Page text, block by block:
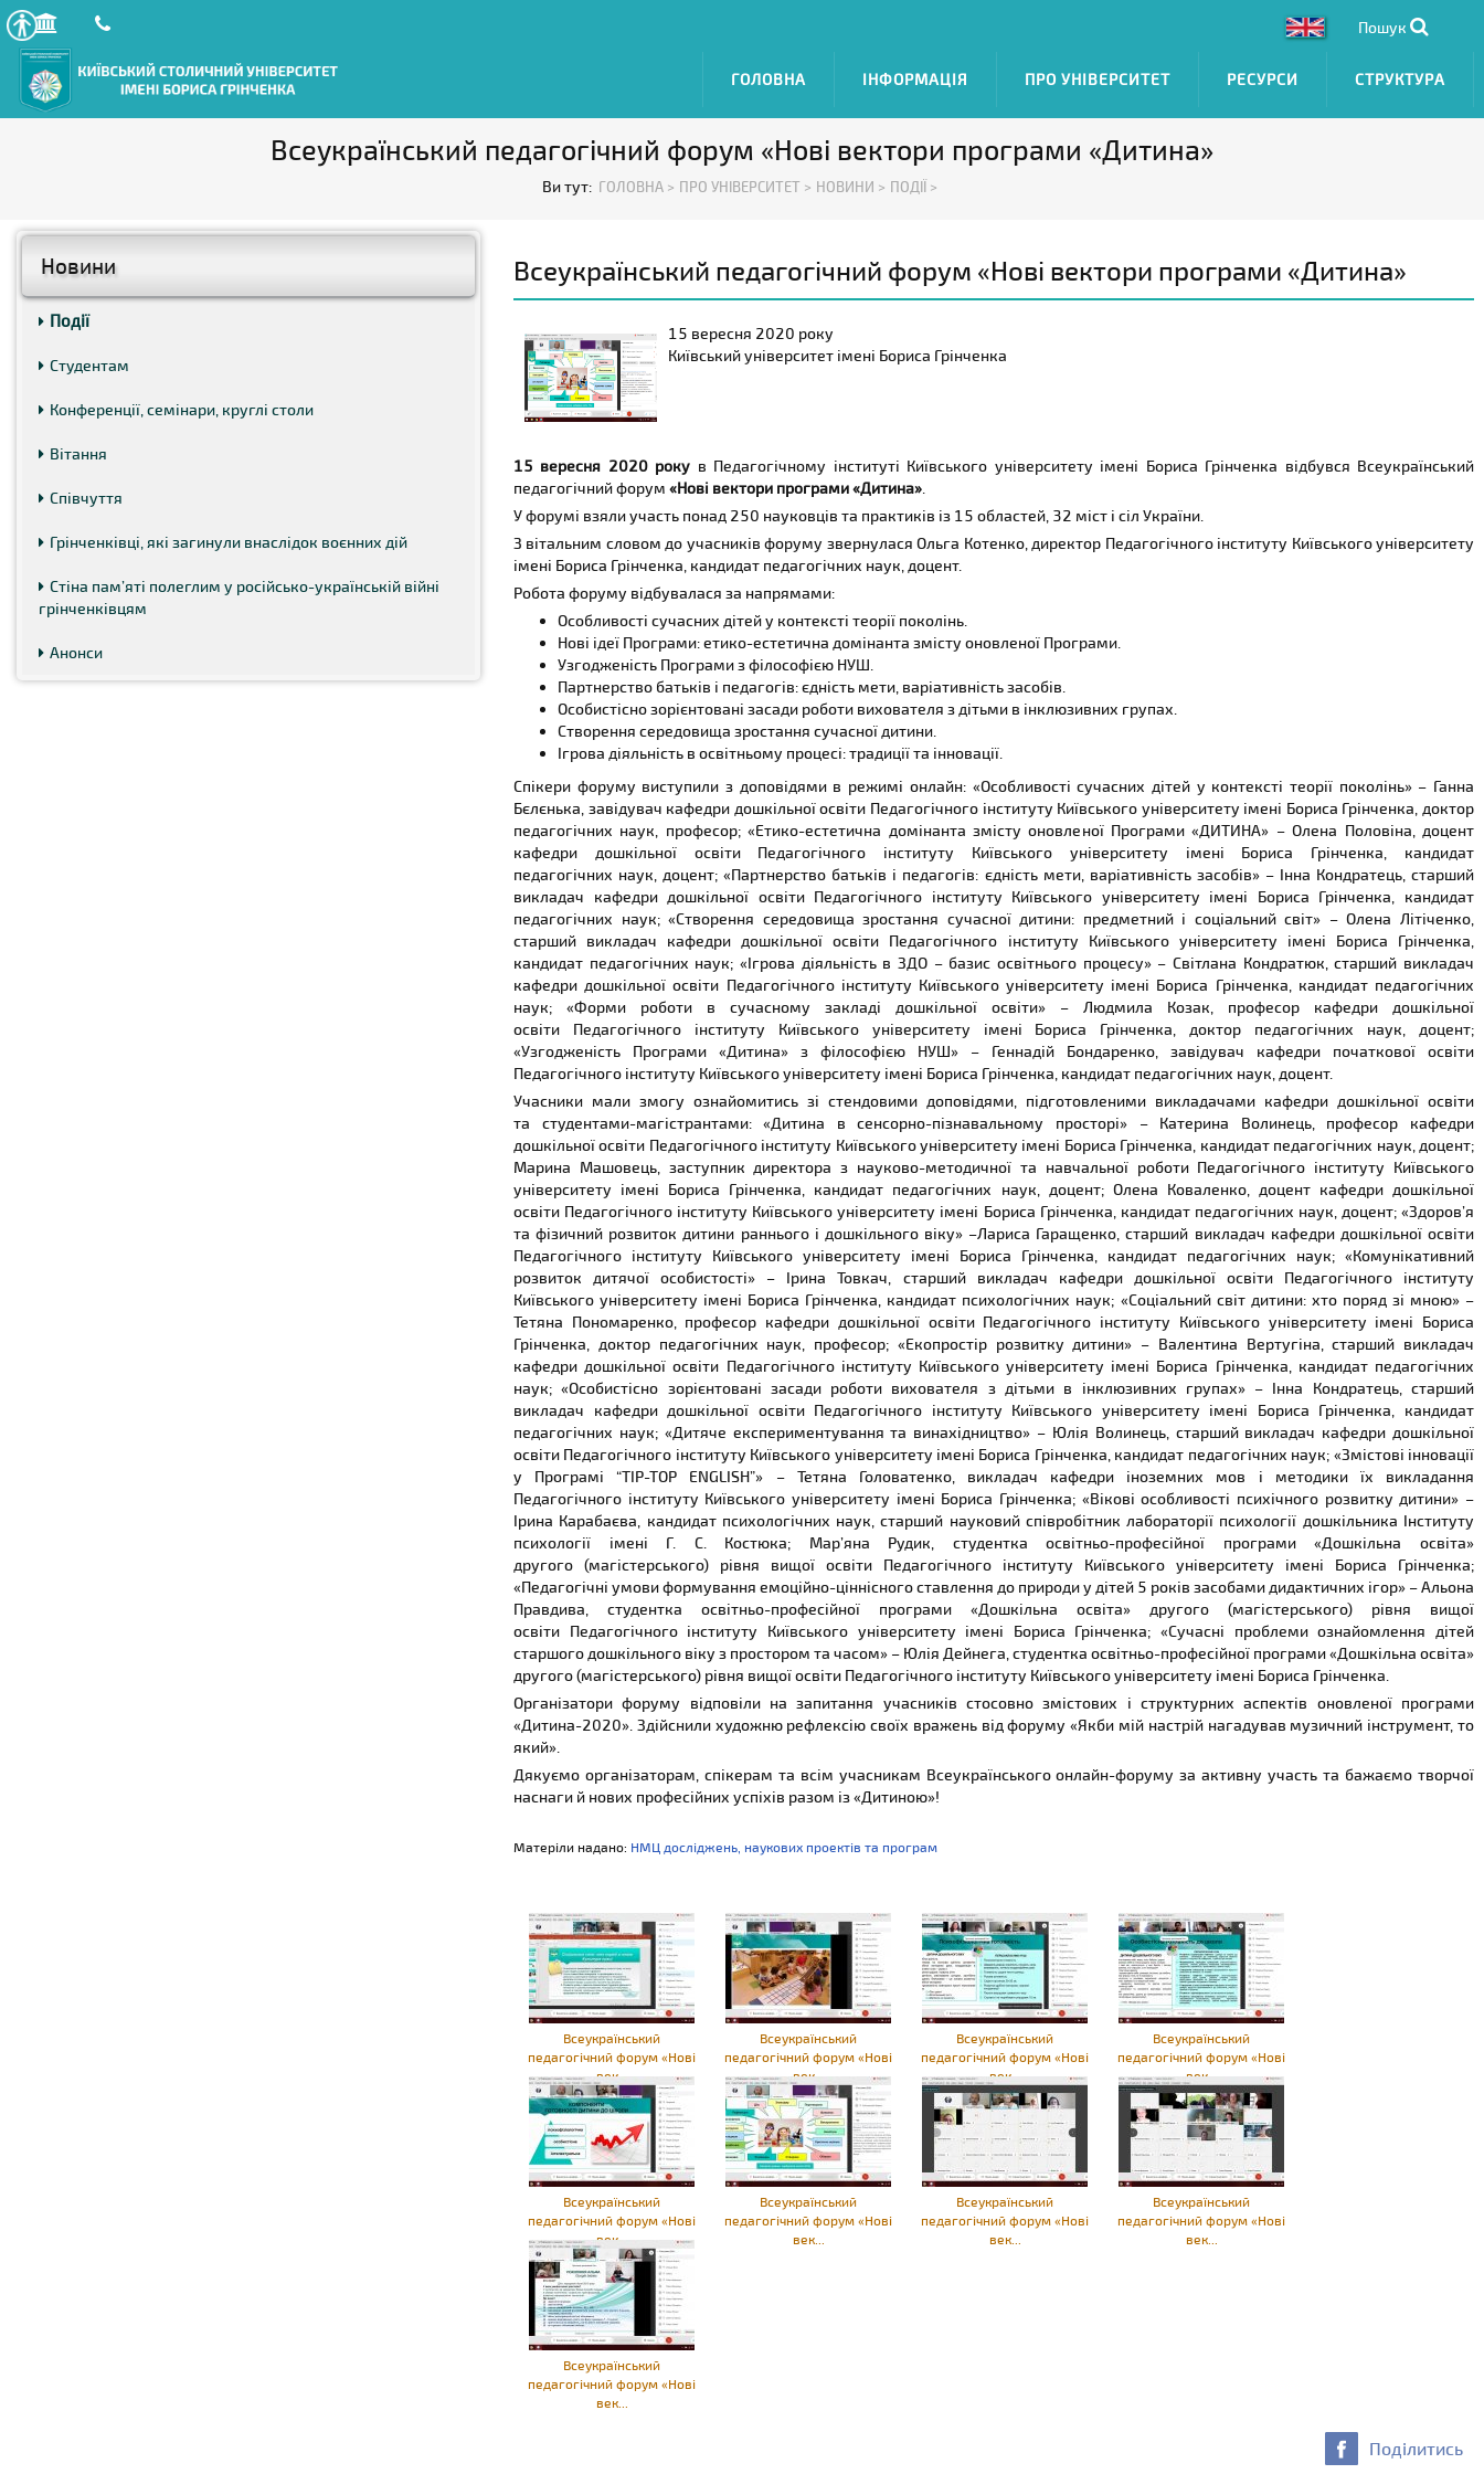
Пошук
ГОЛОВНА ІНФОРМАЦІЯ ПРО УНІВЕРСИТЕТ РЕСУРСИ СТРУКТУРА
Всеукраїнський педагогічний форум «Нові вектори програми «Дитина»
Ви тут: ГОЛОВНА > ПРО УНІВЕРСИТЕТ > НОВИНИ > ПОДІЇ >
Новини
Події
Студентам
Конференції, семінари, круглі столи
Вітання
Співчуття
Грінченківці, які загинули внаслідок воєнних дій
Стіна пам’яті полеглим у російсько-українській війні
грінченківцям
Анонси
Всеукраїнський педагогічний форум «Нові вектори програми «Дитина»
15 вересня 2020 року
Київський університет імені Бориса Грінченка
15 вересня 2020 року в Педагогічному інституті Київського університету імені Бориса Грінченка відбувся Всеукраїнський
педагогічний форум «Нові вектори програми «Дитина»
У форумі взяли участь понад 250 науковців та практиків із 15 областей, 32 міст і сіл України.
З вітальним словом до учасників форуму звернулася Ольга Котенко, директор Педагогічного інституту Київського університету
імені Бориса Грінченка, кандидат педагогічних наук, доцент.
Робота форуму відбувалася за напрямами:
Особливості сучасних дітей у контексті теорії поколінь.
Нові ідеї Програми: етико-естетична домінанта змісту оновленої Програми.
Узгодженість Програми з філософією НУШ.
Партнерство батьків і педагогів: єдність мети, варіативність засобів.
Особистісно зорієнтовані засади роботи вихователя з дітьми в інклюзивних групах.
Створення середовища зростання сучасної дитини.
Ігрова діяльність в освітньому процесі: традиції та інновації.
Спікери форуму виступили з доповідями в режимі онлайн: «Особливості сучасних дітей у контексті теорії поколінь» – Ганна
Бєлєнька, завідувач кафедри дошкільної освіти Педагогічного інституту Київського університету імені Бориса Грінченка, доктор
педагогічних наук, професор; «Етико-естетична домінанта змісту оновленої Програми «ДИТИНА» – Олена Половіна, доцент
кафедри дошкільної освіти Педагогічного інституту Київського університету імені Бориса Грінченка, кандидат
педагогічних наук, доцент; «Партнерство батьків і педагогів: єдність мети, варіативність засобів» – Інна Кондратець, старший
викладач кафедри дошкільної освіти Педагогічного інституту Київського університету імені Бориса Грінченка, кандидат
педагогічних наук; «Створення середовища зростання сучасної дитини: предметний і соціальний світ» – Олена Літіченко,
старший викладач кафедри дошкільної освіти Педагогічного інституту Київського університету імені Бориса Грінченка,
кандидат педагогічних наук; «Ігрова діяльність в ЗДО – базис освітнього процесу» – Світлана Кондратюк, старший викладач
кафедри дошкільної освіти Педагогічного інституту Київського університету імені Бориса Грінченка, кандидат педагогічних
наук; «Форми роботи в сучасному закладі дошкільної освіти» – Людмила Козак, професор кафедри дошкільної
освіти Педагогічного інституту Київського університету імені Бориса Грінченка, доктор педагогічних наук, доцент;
«Узгодженість Програми «Дитина» з філософією НУШ» – Геннадій Бондаренко, завідувач кафедри початкової освіти
Педагогічного інституту Київського університету імені Бориса Грінченка, кандидат педагогічних наук, доцент.
Учасники мали змогу ознайомитись зі стендовими доповідями, підготовленими викладачами кафедри дошкільної освіти
та студентами-магістрантами: «Дитина в сенсорно-пізнавальному просторі» – Катерина Волинець, професор кафедри
дошкільної освіти Педагогічного інституту Київського університету імені Бориса Грінченка, кандидат педагогічних наук, доцент;
Марина Машовець, заступник директора з науково-методичної та навчальної роботи Педагогічного інституту Київського
університету імені Бориса Грінченка, кандидат педагогічних наук, доцент; Олена Коваленко, доцент кафедри дошкільної
освіти Педагогічного інституту Київського університету імені Бориса Грінченка, кандидат педагогічних наук, доцент; «Здоров’я
та фізичний розвиток дитини раннього і дошкільного віку» –Лариса Гаращенко, старший викладач кафедри дошкільної освіти
Педагогічного інституту Київського університету імені Бориса Грінченка, кандидат педагогічних наук; «Комунікативний
розвиток дитячої особистості» – Ірина Товкач, старший викладач кафедри дошкільної освіти Педагогічного інституту
Київського університету імені Бориса Грінченка, кандидат психологічних наук; «Соціальний світ дитини: хто поряд зі мною» –
Тетяна Пономаренко, професор кафедри дошкільної освіти Педагогічного інституту Київського університету імені Бориса
Грінченка, доктор педагогічних наук, професор; «Екопростір розвитку дитини» – Валентина Вертугіна, старший викладач
кафедри дошкільної освіти Педагогічного інституту Київського університету імені Бориса Грінченка, кандидат педагогічних
наук; «Особистісно зорієнтовані засади роботи вихователя з дітьми в інклюзивних групах» – Інна Кондратець, старший
викладач кафедри дошкільної освіти Педагогічного інституту Київського університету імені Бориса Грінченка, кандидат
педагогічних наук; «Дитяче експериментування та винахідництво» – Юлія Волинець, старший викладач кафедри дошкільної
освіти Педагогічного інституту Київського університету імені Бориса Грінченка, кандидат педагогічних наук; «Змістові інновації
у Програмі “TIP-TOP ENGLISH”» – Тетяна Головатенко, викладач кафедри іноземних мов і методики їх викладання
Педагогічного інституту Київського університету імені Бориса Грінченка; «Вікові особливості психічного розвитку дитини» –
Ірина Карабаєва, кандидат психологічних наук, старший науковий співробітник лабораторії психології дошкільника Інституту
психології імені Г. С. Костюка; Мар’яна Рудик, студентка освітньо-професійної програми «Дошкільна освіта»
другого (магістерського) рівня вищої освіти Педагогічного інституту Київського університету імені Бориса Грінченка;
«Педагогічні умови формування емоційно-ціннісного ставлення до природи у дітей 5 років засобами дидактичних ігор» – Альона
Правдива, студентка освітньо-професійної програми «Дошкільна освіта» другого (магістерського) рівня вищої
освіти Педагогічного інституту Київського університету імені Бориса Грінченка; «Сучасні проблеми ознайомлення дітей
старшого дошкільного віку з простором та часом» – Юлія Дейнега, студентка освітньо-професійної програми «Дошкільна освіта»
другого (магістерського) рівня вищої освіти Педагогічного інституту Київського університету імені Бориса Грінченка.
Організатори форуму відповіли на запитання учасників стосовно змістових і структурних аспектів оновленої програми
«Дитина-2020». Здійснили художню рефлексію своїх вражень від форуму «Якби мій настрій нагадував музичний інструмент, то
який».
Дякуємо організаторам, спікерам та всім учасникам Всеукраїнського онлайн-форуму за активну участь та бажаємо творчої
наснаги й нових професійних успіхів разом із «Дитиною»!
Матеріли надано: НМЦ досліджень, наукових проектів та програм
Всеукраїнський
педагогічний форум «Нові
век...
Всеукраїнський
педагогічний форум «Нові
век...
Всеукраїнський
педагогічний форум «Нові
век...
Всеукраїнський
педагогічний форум «Нові
век...
Всеукраїнський
педагогічний форум «Нові
век...
Всеукраїнський
педагогічний форум «Нові
век...
Всеукраїнський
педагогічний форум «Нові
век...
Всеукраїнський
педагогічний форум «Нові
век...
Всеукраїнський
педагогічний форум «Нові
век...
Поділитись